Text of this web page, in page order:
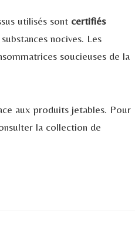
utilisés sont certifiés
nocives. Les
soucieuses de la
aux produits jetables. Pour
la collection de